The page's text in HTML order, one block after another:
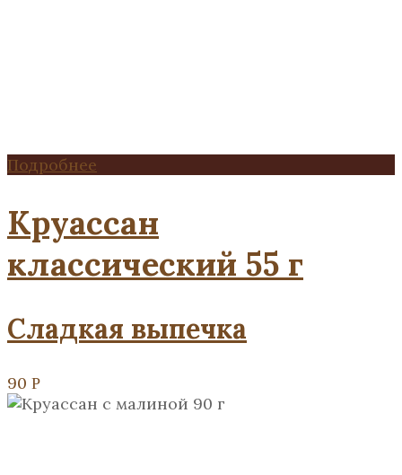
Подробнее
Круассан
классический 55 г
Сладкая выпечка
90 Р